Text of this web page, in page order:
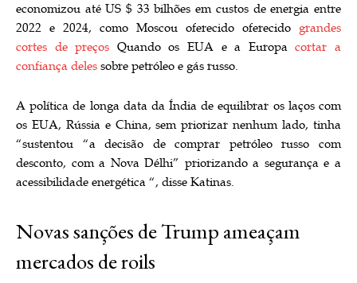
economizou até US $ 33 bilhões em custos de energia entre
2022 e 2024, como Moscou oferecido oferecido grandes
cortes de preços Quando os EUA e a Europacortar a
confiança deles sobre petróleo e gás russo.
A política de longa data da Índia de equilibrar os laços com
os EUA, Rússia e China, sem priorizar nenhum lado, tinha
“sustentou “a decisão de comprar petróleo russo com
desconto, com a Nova Délhi” priorizando a segurança e a
acessibilidade energética “, disse Katinas.
Novas sanções de Trump ameaçam
mercados de roils